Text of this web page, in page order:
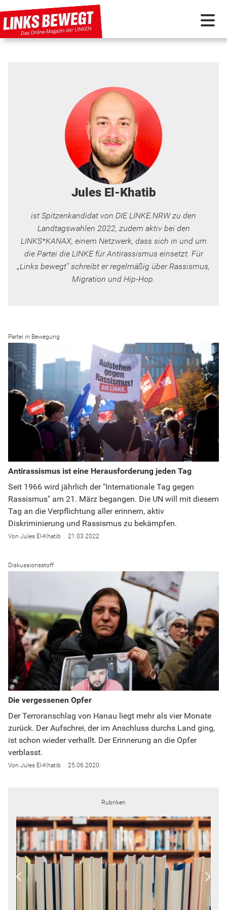
DISKUSSIONSSTOFF
Jules El-Khatib
ist Spitzenkandidat von DIE LINKE.NRW zu den
Landtagswahlen 2022, zudem aktiv bei den
LINKS*KANAX, einem Netzwerk, dass sich in und um
die Partei die LINKE für Antirassismus einsetzt. Für
„Links bewegt“ schreibt er regelmäßig über Rassismus,
Migration und Hip-Hop.
Partei in Bewegung
Antirassismus ist eine Herausforderung jeden Tag
Seit 1966 wird jährlich der "Internationale Tag gegen
Rassismus" am 21. März begangen. Die UN will mit diesem
Tag an die Verpflichtung aller erinnern, aktiv
Diskriminierung und Rassismus zu bekämpfen.
Jules El-Khatib 21.03.2022
Diskussionsstoff
Die vergessenen Opfer
Der Terroranschlag von Hanau liegt mehr als vier Monate
zurück. Der Aufschrei, der im Anschluss durchs Land ging,
ist schon wieder verhallt. Der Erinnerung an die Opfer
verblasst.
Jules El-Khatib 25.06.2020
Rubriken